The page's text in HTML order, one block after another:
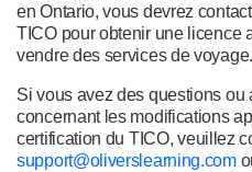
en Ontario, vous devrez
TICO pour obtenir une licence
vendre des services de voyage.
Si vous avez des questions ou
concernant les modifications
certification du TICO, veuillez
support@oliverslearning.com